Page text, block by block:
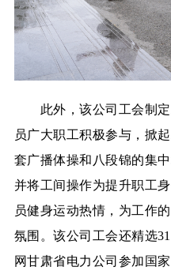
此外，该公司工会制定
员广大职工积极参与，掀
套广播体操和八段锦的集
并将工间操作为提升职工
员健身运动热情，为工作
氛围。该公司工会还精选
网甘肃省电力公司参加国